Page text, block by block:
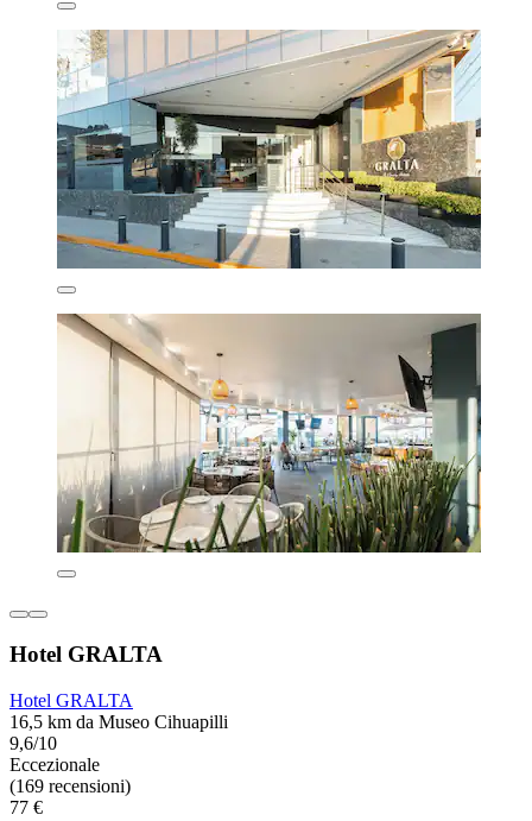
Hotel GRALTA
Hotel GRALTA
16,5 km da Museo Cihuapilli
9,6/10
Eccezionale
(169 recensioni)
77 €